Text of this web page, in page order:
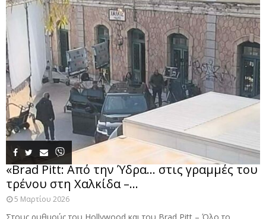
«Brad Pitt: Από την Ύδρα… στις γραμμές του
τρένου στη Χαλκίδα –...
5 Μαρτίου 2026